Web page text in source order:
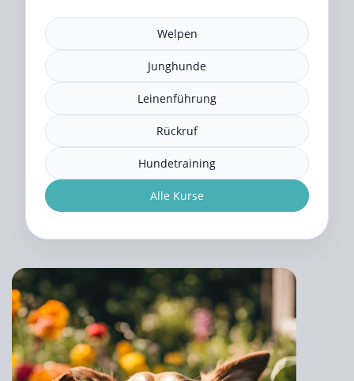
Welpen
Junghunde
Leinenführung
Rückruf
Hundetraining
Alle Kurse